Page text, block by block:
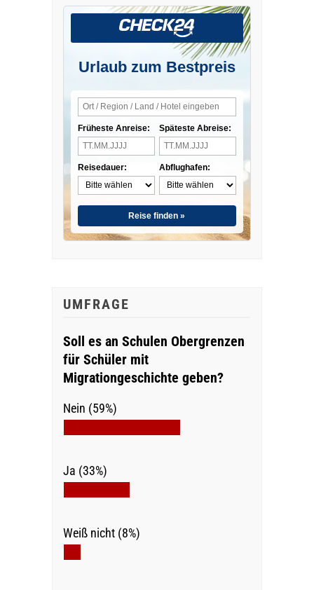
Urlaub zum Bestpreis
Früheste Anreise:
Reisedauer:
Späteste Abreise:
Abflughafen:
Reise finden »
UMFRAGE
Soll es an Schulen Obergrenzen
für Schüler mit
Migrationgeschichte geben?
Nein (59%)
Ja (33%)
Weiß nicht (8%)